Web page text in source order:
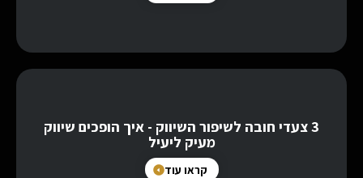
3 צעדי חובה לשיפור השיווק - איך הופכים שיווק
מעיק ליעיל
קראו עוד